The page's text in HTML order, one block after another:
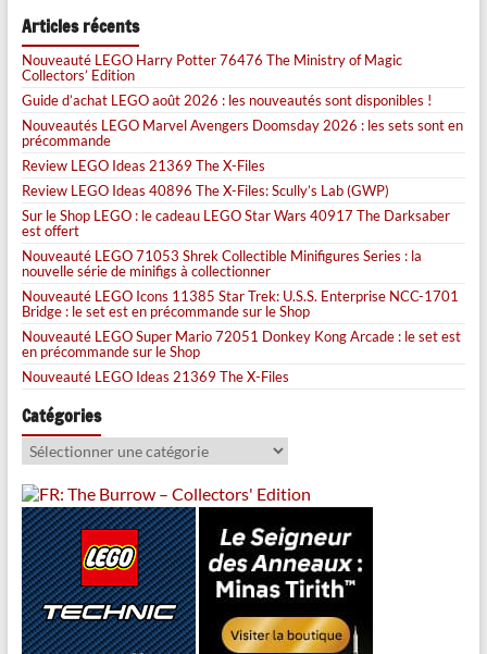
Articles récents
Nouveauté LEGO Harry Potter 76476 The Ministry of Magic
Collectors’ Edition
Guide d’achat LEGO août 2026 : les nouveautés sont disponibles !
Nouveautés LEGO Marvel Avengers Doomsday 2026 : les sets sont en
précommande
Review LEGO Ideas 21369 The X-Files
Review LEGO Ideas 40896 The X-Files: Scully’s Lab (GWP)
Sur le Shop LEGO : le cadeau LEGO Star Wars 40917 The Darksaber
est offert
Nouveauté LEGO 71053 Shrek Collectible Minifigures Series : la
nouvelle série de minifigs à collectionner
Nouveauté LEGO Icons 11385 Star Trek: U.S.S. Enterprise NCC-1701
Bridge : le set est en précommande sur le Shop
Nouveauté LEGO Super Mario 72051 Donkey Kong Arcade : le set est
en précommande sur le Shop
Nouveauté LEGO Ideas 21369 The X-Files
Catégories
Catégories